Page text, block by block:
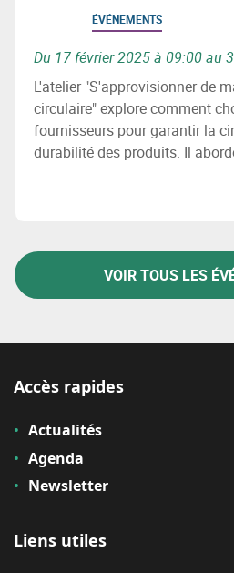
ÉVÉNEMENTS
Du 17 février 2025 à 09:00 au
L'atelier "S'approvisionner de
circulaire" explore comment
fournisseurs pour garantir la
durabilité des produits. Il
sociaux, et la révision des
VOIR TOUS LES
Accès rapides
Actualités
Agenda
Newsletter
Liens utiles